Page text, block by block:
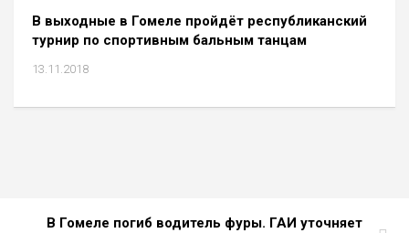
В выходные в Гомеле пройдёт республиканский
турнир по спортивным бальным танцам
13.11.2018
В Гомеле погиб водитель фуры. ГАИ уточняет